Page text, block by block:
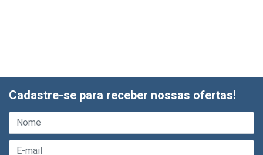
Cadastre-se para receber nossas ofertas!